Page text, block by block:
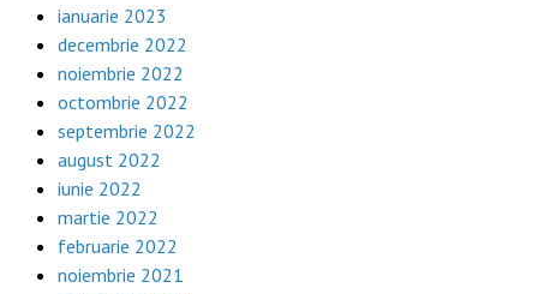
ianuarie 2023
decembrie 2022
noiembrie 2022
octombrie 2022
septembrie 2022
august 2022
iunie 2022
martie 2022
februarie 2022
noiembrie 2021